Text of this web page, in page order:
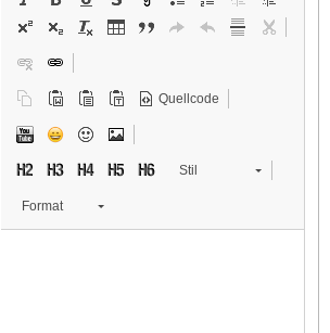
Quellcode
Stil
Format